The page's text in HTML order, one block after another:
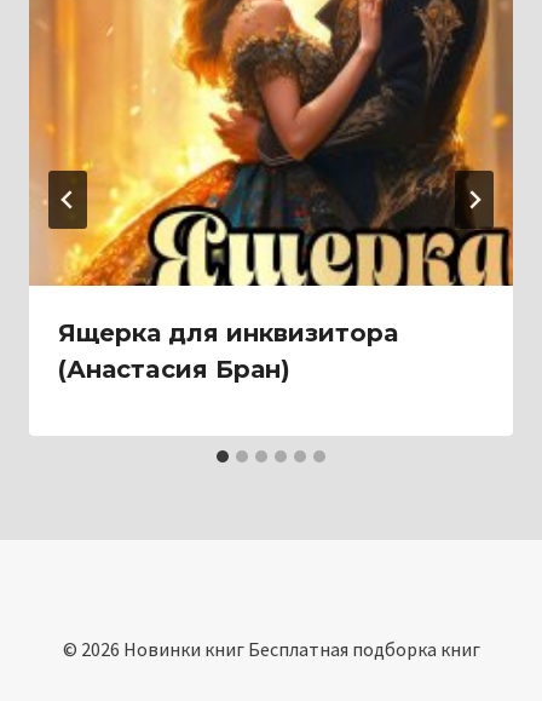
Ящерка для инквизитора
(Анастaсия Бран)
© 2026 Новинки книг Бесплатная подборка книг